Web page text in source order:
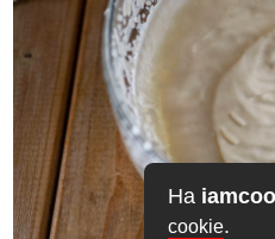
На
cookie.